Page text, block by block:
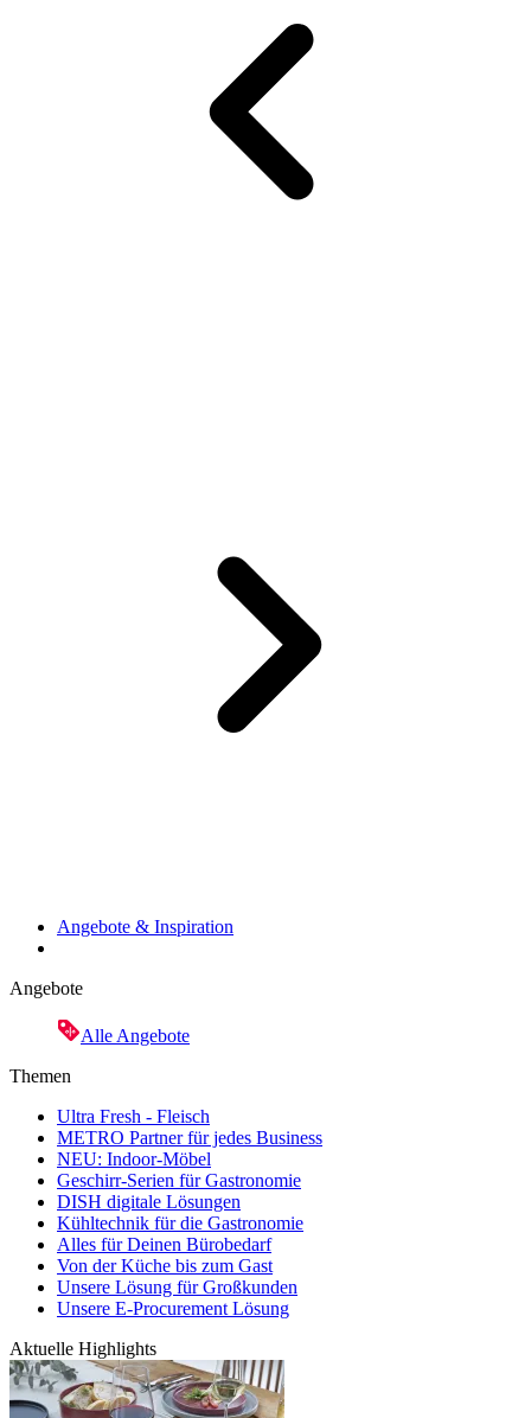
Angebote & Inspiration
Angebote
Alle Angebote
Themen
Ultra Fresh - Fleisch
METRO Partner für jedes Business
NEU: Indoor-Möbel
Geschirr-Serien für Gastronomie
DISH digitale Lösungen
Kühltechnik für die Gastronomie
Alles für Deinen Bürobedarf
Von der Küche bis zum Gast
Unsere Lösung für Großkunden
Unsere E-Procurement Lösung
Aktuelle Highlights